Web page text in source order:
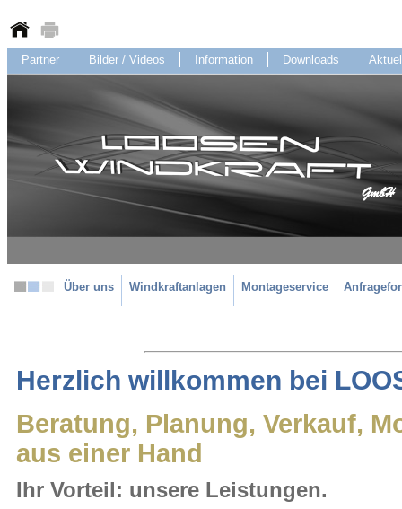
Partner Bilder / Videos Information Downloads
Über uns Windkraftanlagen Montageservice
Herzlich willkommen bei
Beratung, Planung, Verkauf,
aus einer Hand
Ihr Vorteil: unsere Leistungen.